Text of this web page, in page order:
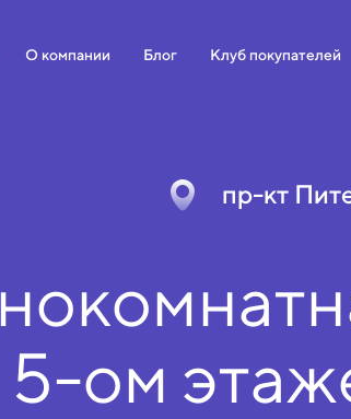
О компании Блог Клуб покупателей
пр-кт
5-ом